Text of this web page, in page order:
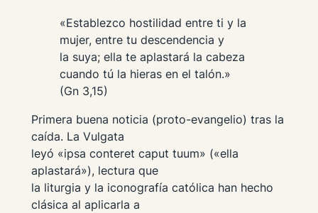
«Establezco hostilidad entre ti y la
mujer, entre tu descendencia y
la suya; ella te aplastará la cabeza
cuando tú la hieras en el talón.»
(Gn 3,15)
Primera buena noticia (proto-evangelio) tras la
caída. La Vulgata
leyó «ipsa conteret caput tuum» («ella
aplastará»), lectura que
la liturgia y la iconografía católica han hecho
clásica al aplicarla a